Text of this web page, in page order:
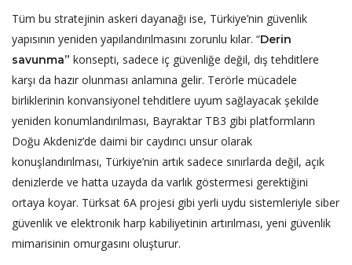
Tüm bu stratejinin askeri dayanağı ise, Türkiye’nin güvenlik
yapısının yeniden yapılandırılmasını zorunlu kılar. “Derin
savunma” konsepti, sadece iç güvenliğe değil, dış tehditlere
karşı da hazır olunması anlamına gelir. Terörle mücadele
birliklerinin konvansiyonel tehditlere uyum sağlayacak şekilde
yeniden konumlandırılması, Bayraktar TB3 gibi platformların
Doğu Akdeniz’de daimi bir caydırıcı unsur olarak
konuşlandırılması, Türkiye’nin artık sadece sınırlarda değil, açık
denizlerde ve hatta uzayda da varlık göstermesi gerektiğini
ortaya koyar. Türksat 6A projesi gibi yerli uydu sistemleriyle siber
güvenlik ve elektronik harp kabiliyetinin artırılması, yeni güvenlik
mimarisinin omurgasını oluşturur.